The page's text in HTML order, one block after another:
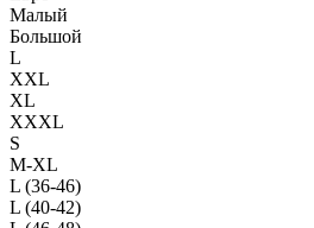
Малый
Большой
L
XXL
XL
XXXL
S
M-XL
L (36-46)
L (40-42)